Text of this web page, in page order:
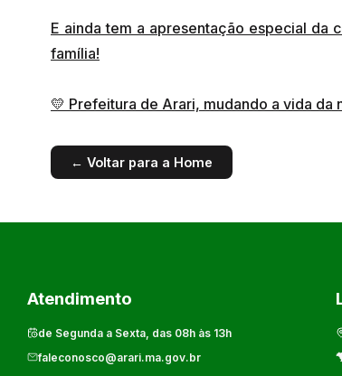
E ainda tem a apresentação especial da
família!
💛 Prefeitura de Arari, mudando a vida
← Voltar para a Home
Atendimento
de Segunda a Sexta, das 08h às 13h
faleconosco@arari.ma.gov.br